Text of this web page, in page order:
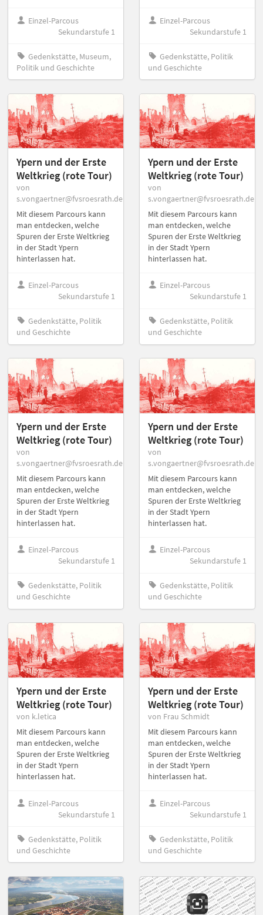
Einzel-Parcous
Sekundarstufe 1
Gedenkstätte, Museum,
Politik und Geschichte
Einzel-Parcous
Sekundarstufe 1
Gedenkstätte, Politik
und Geschichte
Ypern und der Erste
Weltkrieg (rote Tour)
von
s.vongaertner@fvsroesrath.de
Mit diesem Parcours kann
man entdecken, welche
Spuren der Erste Weltkrieg
in der Stadt Ypern
hinterlassen hat.
Einzel-Parcous
Sekundarstufe 1
Gedenkstätte, Politik
und Geschichte
Ypern und der Erste
Weltkrieg (rote Tour)
von
s.vongaertner@fvsroesrath.de
Mit diesem Parcours kann
man entdecken, welche
Spuren der Erste Weltkrieg
in der Stadt Ypern
hinterlassen hat.
Einzel-Parcous
Sekundarstufe 1
Gedenkstätte, Politik
und Geschichte
Ypern und der Erste
Weltkrieg (rote Tour)
von
s.vongaertner@fvsroesrath.de
Mit diesem Parcours kann
man entdecken, welche
Spuren der Erste Weltkrieg
in der Stadt Ypern
hinterlassen hat.
Einzel-Parcous
Sekundarstufe 1
Gedenkstätte, Politik
und Geschichte
Ypern und der Erste
Weltkrieg (rote Tour)
von
s.vongaertner@fvsroesrath.de
Mit diesem Parcours kann
man entdecken, welche
Spuren der Erste Weltkrieg
in der Stadt Ypern
hinterlassen hat.
Einzel-Parcous
Sekundarstufe 1
Gedenkstätte, Politik
und Geschichte
Ypern und der Erste
Weltkrieg (rote Tour)
von k.letica
Mit diesem Parcours kann
man entdecken, welche
Spuren der Erste Weltkrieg
in der Stadt Ypern
hinterlassen hat.
Einzel-Parcous
Sekundarstufe 1
Gedenkstätte, Politik
und Geschichte
Ypern und der Erste
Weltkrieg (rote Tour)
von Frau Schmidt
Mit diesem Parcours kann
man entdecken, welche
Spuren der Erste Weltkrieg
in der Stadt Ypern
hinterlassen hat.
Einzel-Parcous
Sekundarstufe 1
Gedenkstätte, Politik
und Geschichte